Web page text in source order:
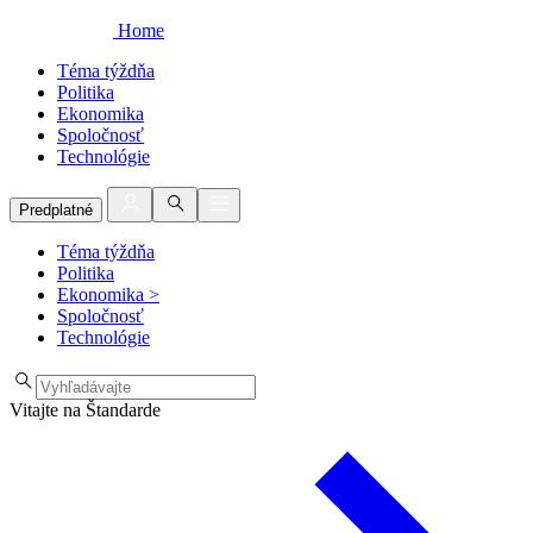
Home
Téma týždňa
Politika
Ekonomika
Spoločnosť
Technológie
Predplatné
Téma týždňa
Politika
Ekonomika >
Spoločnosť
Technológie
Vitajte na Štandarde